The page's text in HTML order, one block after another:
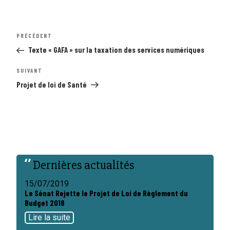
de
l’article
Article
précédent
PRÉCÉDENT
Texte « GAFA » sur la taxation des services numériques
Article
suivant
SUIVANT
Projet de loi de Santé
Dernières actualités
15/07/2019
Le Sénat Rejette le Projet de Loi de Règlement du
Budget 2018
Lire la suite